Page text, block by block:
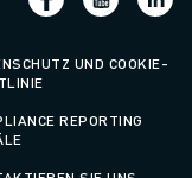
UND COOKIE-
REPORTING